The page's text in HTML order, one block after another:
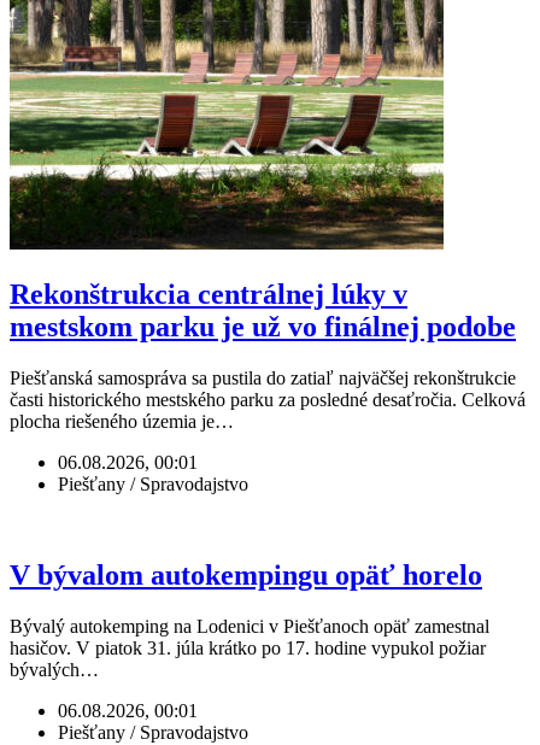
Rekonštrukcia centrálnej lúky v
mestskom parku je už vo finálnej podobe
Piešťanská samospráva sa pustila do zatiaľ najväčšej rekonštrukcie
časti historického mestského parku za posledné desaťročia. Celková
plocha riešeného územia je…
06.08.2026, 00:01
Piešťany / Spravodajstvo
V bývalom autokempingu opäť horelo
Bývalý autokemping na Lodenici v Piešťanoch opäť zamestnal
hasičov. V piatok 31. júla krátko po 17. hodine vypukol požiar
bývalých…
06.08.2026, 00:01
Piešťany / Spravodajstvo